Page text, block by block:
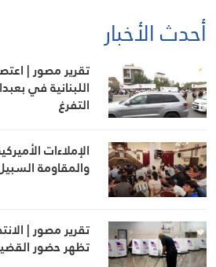
أحدث الأخبار
تقرير مصور |
اللبنانية في
التفرغ
الإملاءات
والمقاومة
تقرير مصور |
تظهر حضور